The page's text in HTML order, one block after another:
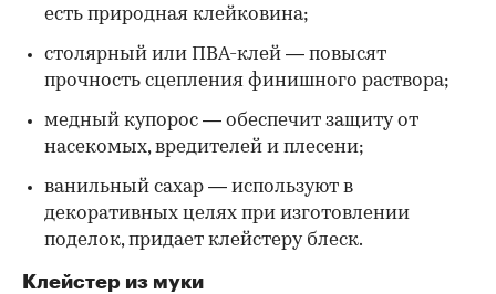
есть природная клейковина;
столярный или ПВА-клей — повысят
прочность сцепления финишного раствора;
медный купорос — обеспечит защиту от
насекомых, вредителей и плесени;
ванильный сахар — используют в
декоративных целях при изготовлении
поделок, придает клейстеру блеск.
Клейстер из муки